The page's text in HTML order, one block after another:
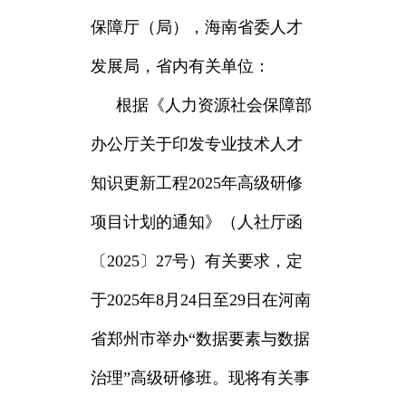
保障厅（局），海南省委人才
发展局，省内有关单位：
根据《人力资源社会保障部
办公厅关于印发专业技术人才
知识更新工程2025年高级研修
项目计划的通知》（人社厅函
〔2025〕27号）有关要求，定
于2025年8月24日至29日在河南
省郑州市举办“数据要素与数据
治理”高级研修班。现将有关事